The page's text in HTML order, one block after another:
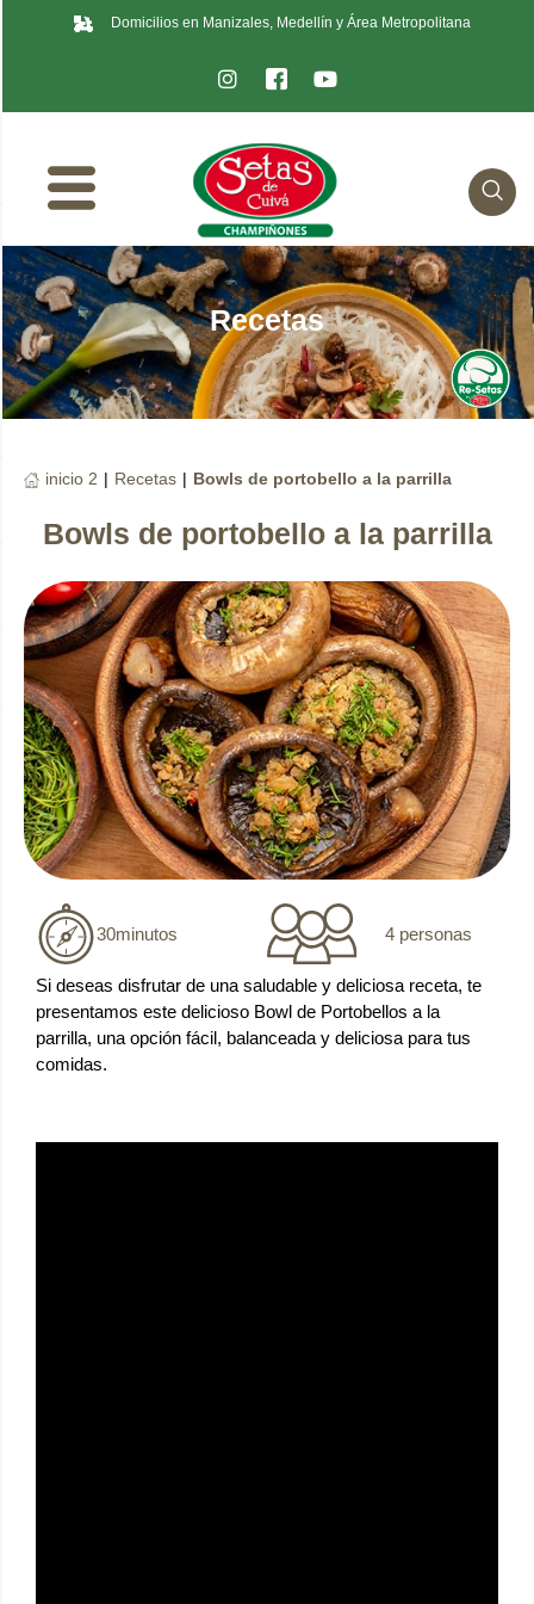
Domicilios en Manizales, Medellín y Área Metropolitana
Recetas
inicio 2 | Recetas | Bowls de portobello a la parrilla
Bowls de portobello a la parrilla
30minutos 4 personas
Si deseas disfrutar de una saludable y deliciosa receta, te
presentamos este delicioso Bowl de Portobellos a la
parrilla, una opción fácil, balanceada y deliciosa para tus
comidas.